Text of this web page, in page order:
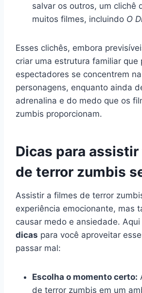
salvar os outros, um clichê
muitos filmes, incluindo O
Esses clichês, embora
criar uma estrutura familiar que
espectadores se concentrem
personagens, enquanto ainda
adrenalina e do medo que os
zumbis proporcionam.
Dicas para
de terror zumbis
Assistir a filmes de terror
experiência emocionante, mas
causar medo e ansiedade.
dicas para você aproveitar
passar mal:
Escolha o momento certo:
de terror zumbis em um